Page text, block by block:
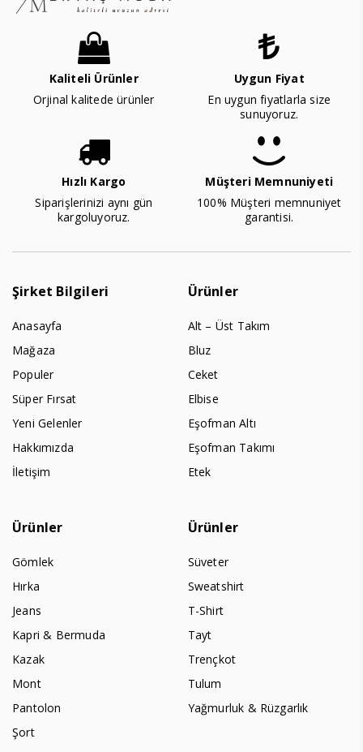
Kaliteli Ürünler
Orjinal kalitede ürünler
Uygun Fiyat
En uygun fiyatlarla size
sunuyoruz.
Hızlı Kargo
Siparişlerinizi aynı gün
kargoluyoruz.
Müşteri Memnuniyeti
100% Müşteri memnuniyet
garantisi.
Şirket Bilgileri
Anasayfa
Mağaza
Populer
Süper Fırsat
Yeni Gelenler
Hakkımızda
İletişim
Ürünler
Alt – Üst Takım
Bluz
Ceket
Elbise
Eşofman Altı
Eşofman Takımı
Etek
Ürünler
Gömlek
Hırka
Jeans
Kapri & Bermuda
Kazak
Mont
Pantolon
Şort
Ürünler
Süveter
Sweatshirt
T-Shirt
Tayt
Trençkot
Tulum
Yağmurluk & Rüzgarlık